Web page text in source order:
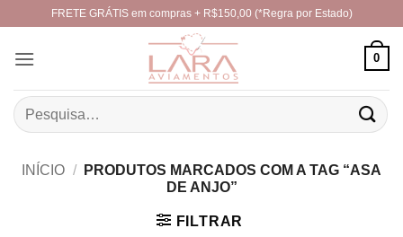
content
FRETE GRÁTIS em compras + R$150,00 (*Regra por Estado)
0
Pesquisar
por:
INÍCIO /
PRODUTOS MARCADOS COM A TAG “ASA
DE ANJO”
FILTRAR